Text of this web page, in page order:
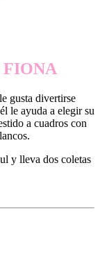
FIONA
gusta divertirse
le ayuda a elegir su
a cuadros con
y lleva dos coletas